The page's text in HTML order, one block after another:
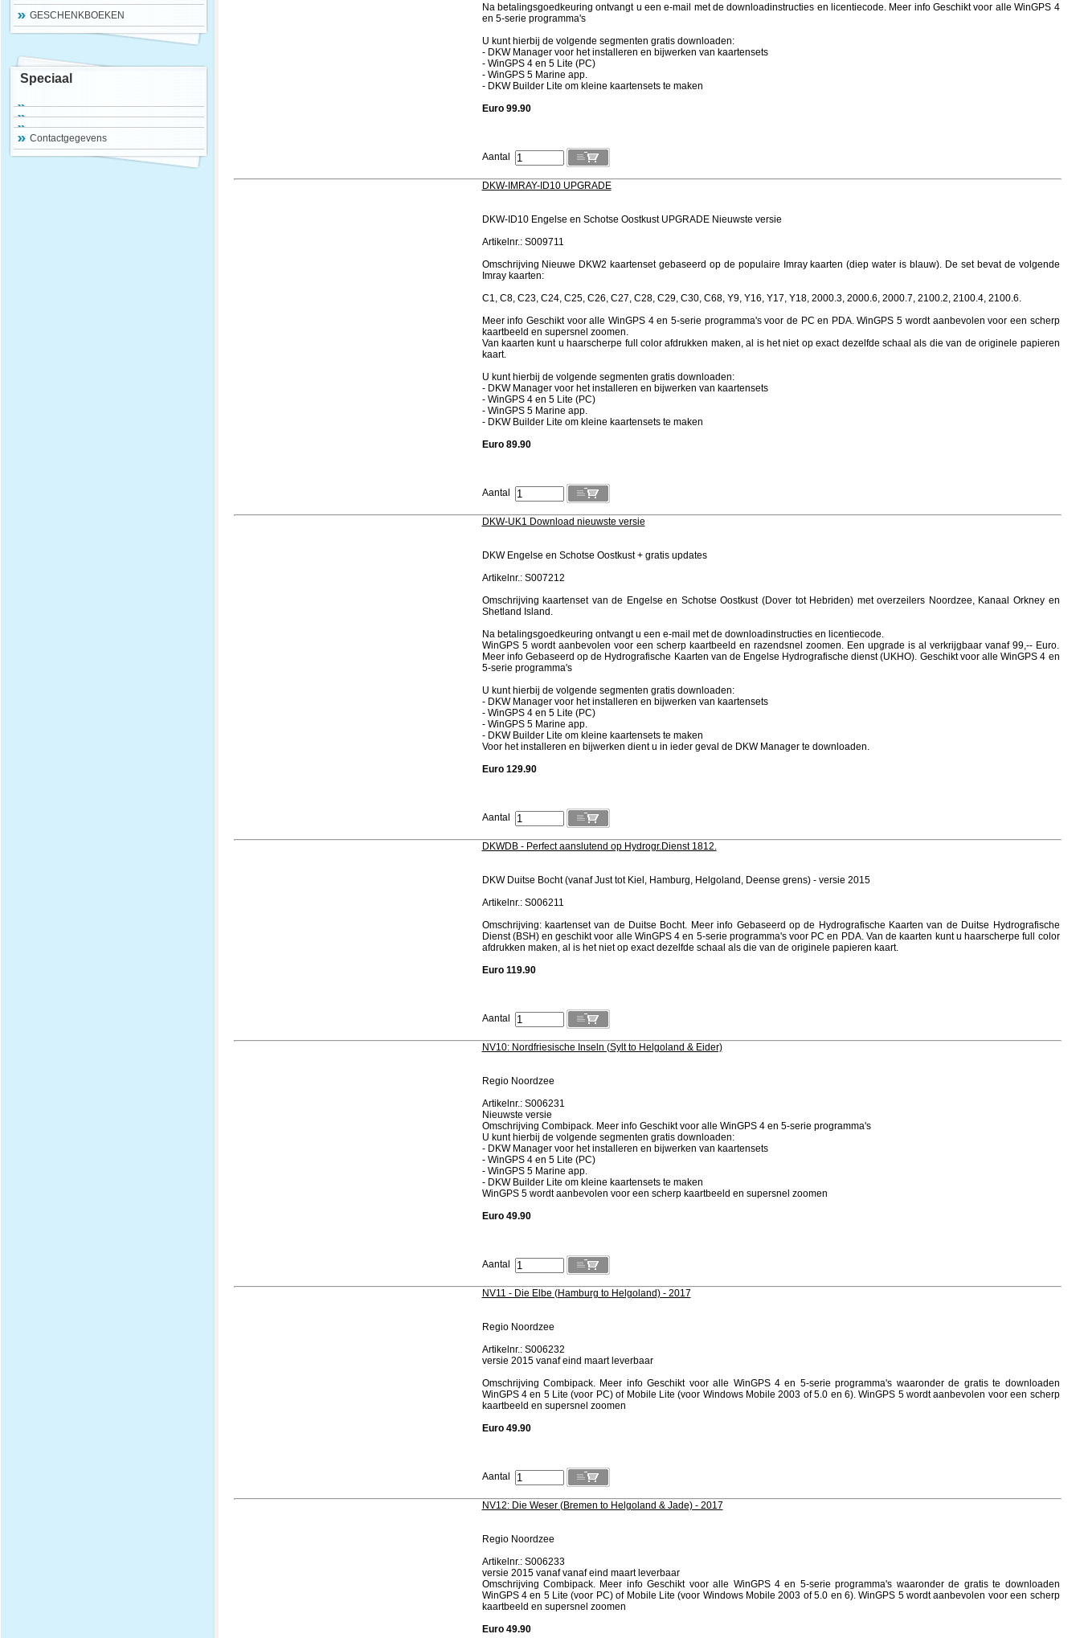
GESCHENKBOEKEN
Speciaal
Contactgegevens
Na betalingsgoedkeuring ontvangt u een e-mail met de downloadinstructies en licentiecode. Meer info Geschikt voor alle WinGPS 4
en 5-serie programma's
U kunt hierbij de volgende segmenten gratis downloaden:
- DKW Manager voor het installeren en bijwerken van kaartensets
- WinGPS 4 en 5 Lite (PC)
- WinGPS 5 Marine app.
- DKW Builder Lite om kleine kaartensets te maken
Euro 99.90
Aantal
DKW-IMRAY-ID10 UPGRADE
DKW-ID10 Engelse en Schotse Oostkust UPGRADE Nieuwste versie
Artikelnr.: S009711
Omschrijving Nieuwe DKW2 kaartenset gebaseerd op de populaire Imray kaarten (diep water is blauw). De set bevat de volgende
Imray kaarten:
C1, C8, C23, C24, C25, C26, C27, C28, C29, C30, C68, Y9, Y16, Y17, Y18, 2000.3, 2000.6, 2000.7, 2100.2, 2100.4, 2100.6.
Meer info Geschikt voor alle WinGPS 4 en 5-serie programma's voor de PC en PDA. WinGPS 5 wordt aanbevolen voor een scherp
kaartbeeld en supersnel zoomen.
Van kaarten kunt u haarscherpe full color afdrukken maken, al is het niet op exact dezelfde schaal als die van de originele papieren
kaart.
U kunt hierbij de volgende segmenten gratis downloaden:
- DKW Manager voor het installeren en bijwerken van kaartensets
- WinGPS 4 en 5 Lite (PC)
- WinGPS 5 Marine app.
- DKW Builder Lite om kleine kaartensets te maken
Euro 89.90
Aantal
DKW-UK1 Download nieuwste versie
DKW Engelse en Schotse Oostkust + gratis updates
Artikelnr.: S007212
Omschrijving kaartenset van de Engelse en Schotse Oostkust (Dover tot Hebriden) met overzeilers Noordzee, Kanaal Orkney en
Shetland Island.
Na betalingsgoedkeuring ontvangt u een e-mail met de downloadinstructies en licentiecode.
WinGPS 5 wordt aanbevolen voor een scherp kaartbeeld en razendsnel zoomen. Een upgrade is al verkrijgbaar vanaf 99,-- Euro.
Meer info Gebaseerd op de Hydrografische Kaarten van de Engelse Hydrografische dienst (UKHO). Geschikt voor alle WinGPS 4 en
5-serie programma's
U kunt hierbij de volgende segmenten gratis downloaden:
- DKW Manager voor het installeren en bijwerken van kaartensets
- WinGPS 4 en 5 Lite (PC)
- WinGPS 5 Marine app.
- DKW Builder Lite om kleine kaartensets te maken
Voor het installeren en bijwerken dient u in ieder geval de DKW Manager te downloaden.
Euro 129.90
Aantal
DKWDB - Perfect aanslutend op Hydrogr.Dienst 1812.
DKW Duitse Bocht (vanaf Just tot Kiel, Hamburg, Helgoland, Deense grens) - versie 2015
Artikelnr.: S006211
Omschrijving: kaartenset van de Duitse Bocht. Meer info Gebaseerd op de Hydrografische Kaarten van de Duitse Hydrografische
Dienst (BSH) en geschikt voor alle WinGPS 4 en 5-serie programma's voor PC en PDA. Van de kaarten kunt u haarscherpe full color
afdrukken maken, al is het niet op exact dezelfde schaal als die van de originele papieren kaart.
Euro 119.90
Aantal
NV10: Nordfriesische Inseln (Sylt to Helgoland & Eider)
Regio Noordzee
Artikelnr.: S006231
Nieuwste versie
Omschrijving Combipack. Meer info Geschikt voor alle WinGPS 4 en 5-serie programma's
U kunt hierbij de volgende segmenten gratis downloaden:
- DKW Manager voor het installeren en bijwerken van kaartensets
- WinGPS 4 en 5 Lite (PC)
- WinGPS 5 Marine app.
- DKW Builder Lite om kleine kaartensets te maken
WinGPS 5 wordt aanbevolen voor een scherp kaartbeeld en supersnel zoomen
Euro 49.90
Aantal
NV11 - Die Elbe (Hamburg to Helgoland) - 2017
Regio Noordzee
Artikelnr.: S006232
versie 2015 vanaf eind maart leverbaar
Omschrijving Combipack. Meer info Geschikt voor alle WinGPS 4 en 5-serie programma's waaronder de gratis te downloaden
WinGPS 4 en 5 Lite (voor PC) of Mobile Lite (voor Windows Mobile 2003 of 5.0 en 6). WinGPS 5 wordt aanbevolen voor een scherp
kaartbeeld en supersnel zoomen
Euro 49.90
Aantal
NV12: Die Weser (Bremen to Helgoland & Jade) - 2017
Regio Noordzee
Artikelnr.: S006233
versie 2015 vanaf vanaf eind maart leverbaar
Omschrijving Combipack. Meer info Geschikt voor alle WinGPS 4 en 5-serie programma's waaronder de gratis te downloaden
WinGPS 4 en 5 Lite (voor PC) of Mobile Lite (voor Windows Mobile 2003 of 5.0 en 6). WinGPS 5 wordt aanbevolen voor een scherp
kaartbeeld en supersnel zoomen
Euro 49.90